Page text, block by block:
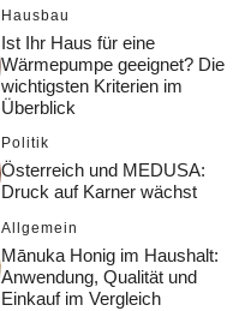
Hausbau
Ist Ihr Haus für eine
Wärmepumpe geeignet? Die
wichtigsten Kriterien im
Überblick
Politik
Österreich und MEDUSA:
Druck auf Karner wächst
Allgemein
Mānuka Honig im Haushalt:
Anwendung, Qualität und
Einkauf im Vergleich